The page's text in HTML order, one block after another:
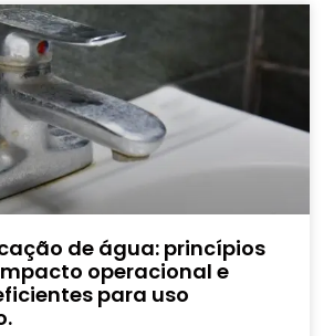
de água: princípios
operacional e
para uso